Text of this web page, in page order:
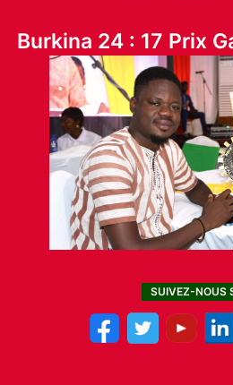
Burkina 24 : 17 Prix
SUIVEZ-NOUS